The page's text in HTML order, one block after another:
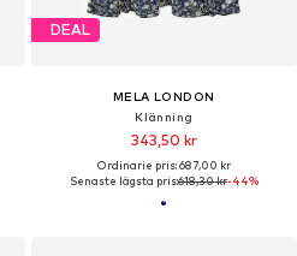
DEAL
MELA LONDON
Klänning
343,50 kr
Ordinarie pris: 687,00 kr
Senaste lägsta pris:618,30 kr-44%